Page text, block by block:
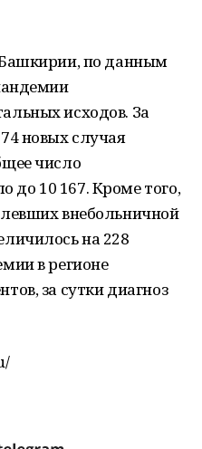
Башкирии, по данным
исходов. За
новых случая
число
до 10 167. Кроме того,
внебольничной
на 228
в регионе
за сутки диагноз